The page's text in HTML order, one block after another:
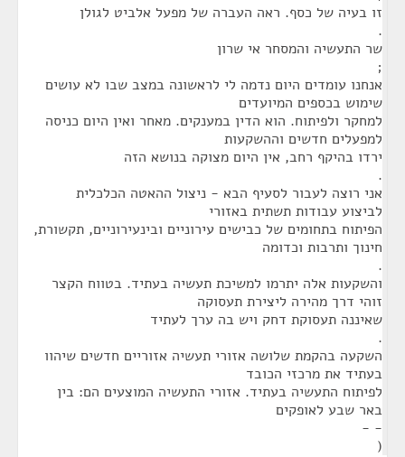
זו בעיה של כסף. ראה העברה של מפעל אלביט לגולן
.
שר התעשיה והמסחר אי שרון
;
אנחנו עומדים היום נדמה לי לראשונה במצב שבו לא עושים
שימוש בכספים המיועדים
למחקר ולפיתוח. הוא הדין במענקים. מאחר ואין היום כניסה
למפעלים חדשים וההשקעות
ירדו בהיקף רחב, אין היום מצוקה בנושא הזה
.
אני רוצה לעבור לסעיף הבא - ניצול ההאטה הכלכלית
לביצוע עבודות תשתית באזורי
הפיתוח בתחומים של כבישים עירוניים ובינעירוניים, תקשורת,
חינוך ותרבות וכדומה
.
והשקעות אלה יתרמו למשיכת תעשיה בעתיד. בטווח הקצר
זוהי דרך מהירה ליצירת תעסוקה
שאיננה תעסוקת דחק ויש בה ערך לעתיד
.
השקעה בהקמת שלושה אזורי תעשיה אזוריים חדשים שיהוו
בעתיד את מרכזי הכובד
לפיתוח התעשיה בעתיד. אזורי התעשיה המוצעים הם: בין
באר שבע לאופקים
- -
(